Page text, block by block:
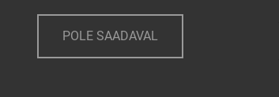
POLE SAADAVAL